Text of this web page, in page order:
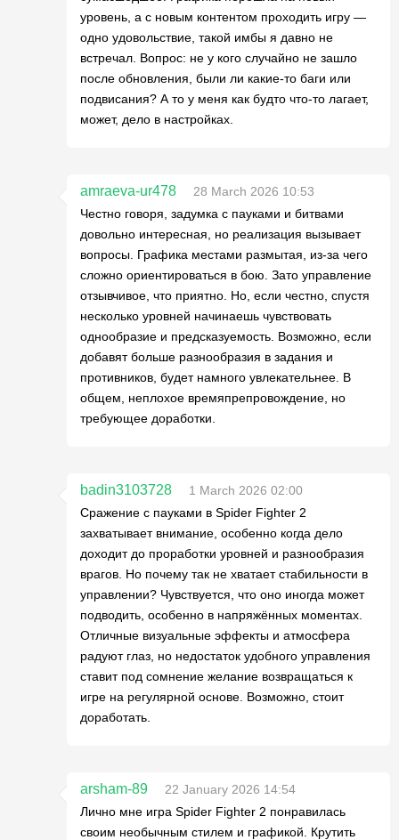
уровень, а с новым контентом проходить игру —
одно удовольствие, такой имбы я давно не
встречал. Вопрос: не у кого случайно не зашло
после обновления, были ли какие-то баги или
подвисания? А то у меня как будто что-то лагает,
может, дело в настройках.
amraeva-ur478
28 March 2026 10:53
Честно говоря, задумка с пауками и битвами
довольно интересная, но реализация вызывает
вопросы. Графика местами размытая, из-за чего
сложно ориентироваться в бою. Зато управление
отзывчивое, что приятно. Но, если честно, спустя
несколько уровней начинаешь чувствовать
однообразие и предсказуемость. Возможно, если
добавят больше разнообразия в задания и
противников, будет намного увлекательнее. В
общем, неплохое времяпрепровождение, но
требующее доработки.
badin3103728
1 March 2026 02:00
Сражение с пауками в Spider Fighter 2
захватывает внимание, особенно когда дело
доходит до проработки уровней и разнообразия
врагов. Но почему так не хватает стабильности в
управлении? Чувствуется, что оно иногда может
подводить, особенно в напряжённых моментах.
Отличные визуальные эффекты и атмосфера
радуют глаз, но недостаток удобного управления
ставит под сомнение желание возвращаться к
игре на регулярной основе. Возможно, стоит
доработать.
arsham-89
22 January 2026 14:54
Лично мне игра Spider Fighter 2 понравилась
своим необычным стилем и графикой. Крутить